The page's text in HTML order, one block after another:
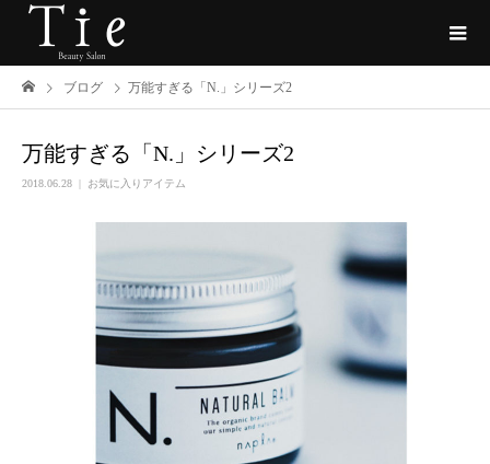
ブログ 万能すぎる「N.」シリーズ2
万能すぎる「N.」シリーズ2
2018.06.28 お気に入りアイテム